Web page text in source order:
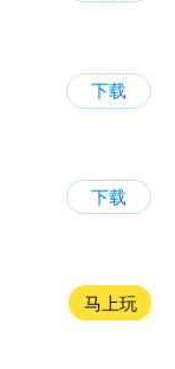
下载
下载
马上玩